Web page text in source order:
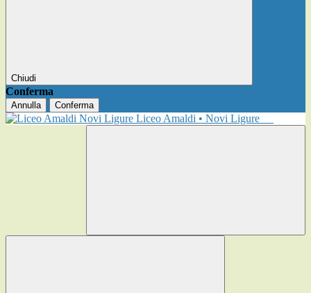
Chiudi
Conferma
Annulla Conferma
Liceo Amaldi • Novi Ligure